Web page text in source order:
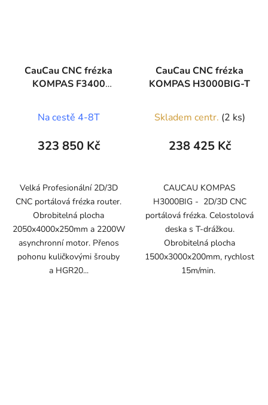
CauCau CNC frézka
KOMPAS F3400
Na cestě 4-8T
323 850 Kč
Velká Profesionální 2D/3D
CNC portálová frézka router.
Obrobitelná plocha
2050x4000x250mm a 2200W
asynchronní motor. Přenos
pohonu kuličkovými šrouby
a HGR20...
CauCau CNC frézka
KOMPAS H3000BIG-T
Skladem centr. (2 ks)
238 425 Kč
CAUCAU KOMPAS
H3000BIG - 2D/3D CNC
portálová frézka. Celostolová
deska s T-drážkou.
Obrobitelná plocha
1500x3000x200mm, rychlost
15m/min.